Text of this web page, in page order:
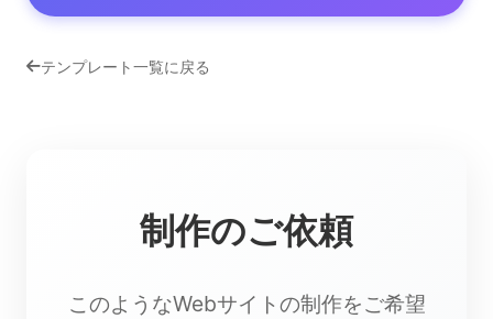
テンプレート一覧に戻る
制作のご依頼
このようなWebサイトの制作をご希望